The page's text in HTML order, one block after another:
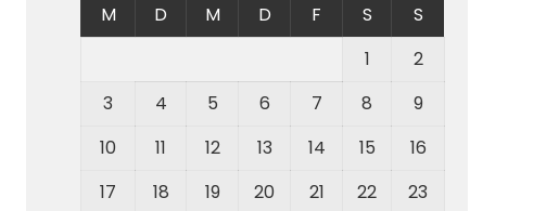
M D M D F S
S
1
2
3
4 5 6 7 8
9
10
11 12 13 14 15
16
17
18 19 20 21 22
23